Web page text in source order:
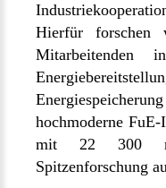
Hierfür
Mitarbeitenden
hochmoderne
mit 22 300
Spitzenforschung